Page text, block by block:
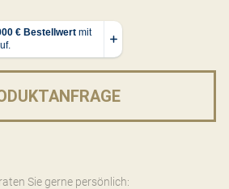
Sie gerne persönlich: